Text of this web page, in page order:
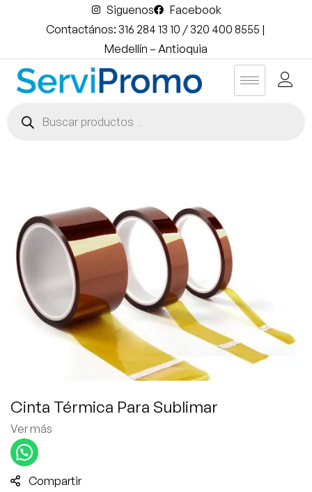
Siguenos
Facebook
Contactános: 316 284 13 10 / 320 400 8555 |
Medellín – Antioquia
Cinta Térmica Para Sublimar
Ver más
Compartir